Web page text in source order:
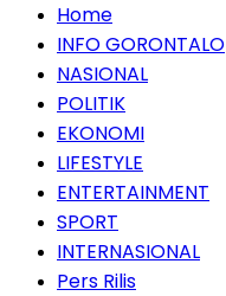
Home
INFO GORONTALO
NASIONAL
POLITIK
EKONOMI
LIFESTYLE
ENTERTAINMENT
SPORT
INTERNASIONAL
Pers Rilis